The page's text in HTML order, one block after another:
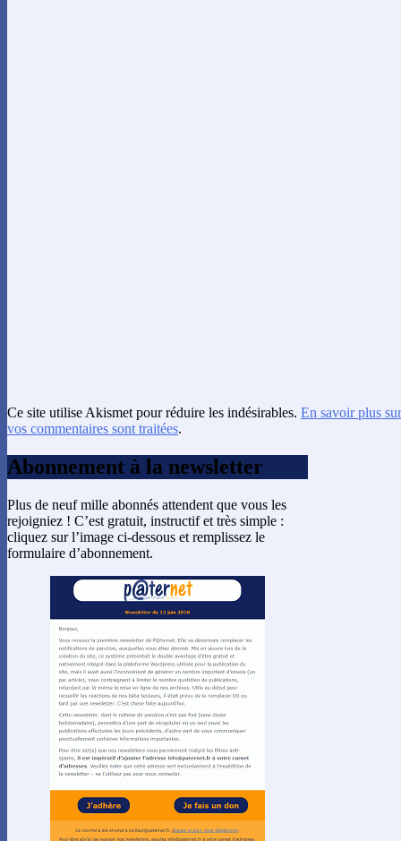
Ce site utilise Akismet pour réduire les indésirables. En savoir plus
vos commentaires sont traitées.
Abonnement à la newsletter
Plus de neuf mille abonnés attendent que vous les
rejoigniez ! C’est gratuit, instructif et très simple :
cliquez sur l’image ci-dessous et remplissez le
formulaire d’abonnement.